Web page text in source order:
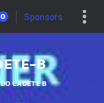
0 Sponsors
B
CADETE B